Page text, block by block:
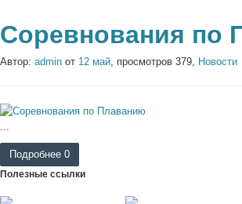
Соревнования по
Автор: admin от 12 май, просмотров 379, Новости
Подробнее 0
Полезные ссылки